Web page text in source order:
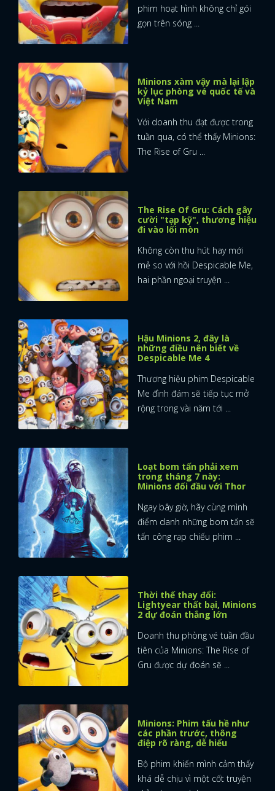
x
ĐĂNG NHẬP
phim hoạt hình không chỉ gói
gọn trên sóng ...
Minions xàm vậy mà lại lập
kỷ lục phòng vé quốc tế và
Việt Nam
Với doanh thu đạt được trong
tuần qua, có thể thấy Minions:
The Rise of Gru ...
The Rise Of Gru: Cách gây
cười "tạp kỹ", thương hiệu
đi vào lối mòn
Không còn thu hút hay mới
mẻ so với hồi Despicable Me,
hai phần ngoại truyện ...
Hậu Minions 2, đây là
những điều nên biết về
Despicable Me 4
Thương hiệu phim Despicable
Me đình đám sẽ tiếp tục mở
rộng trong vài năm tới ...
Loạt bom tấn phải xem
trong tháng 7 này:
Minions đối đầu với Thor
Ngay bây giờ, hãy cùng mình
điểm danh những bom tấn sẽ
tấn công rạp chiếu phim ...
Thời thế thay đổi:
Lightyear thất bại, Minions
2 dự đoán thắng lớn
Doanh thu phòng vé tuần đầu
tiên của Minions: The Rise of
Gru được dự đoán sẽ ...
Minions: Phim tấu hề như
các phần trước, thông
điệp rõ ràng, dễ hiểu
Bộ phim khiến mình cảm thấy
khá dễ chịu vì một cốt truyện